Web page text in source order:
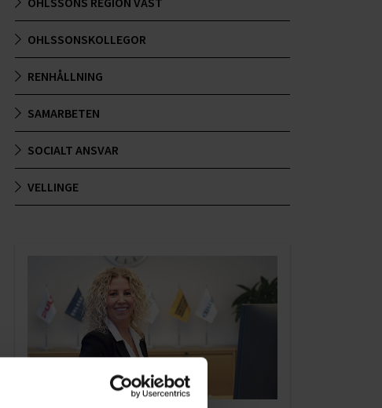
OHLSSONSKOLLEGOR
RENHÅLLNING
SAMARBETEN
SOCIALT ANSVAR
VELLINGE